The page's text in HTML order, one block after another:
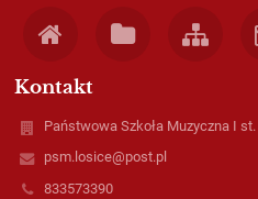
Kontakt
Państwowa Szkoła Muzyczna I
psm.losice@post.pl
833573390